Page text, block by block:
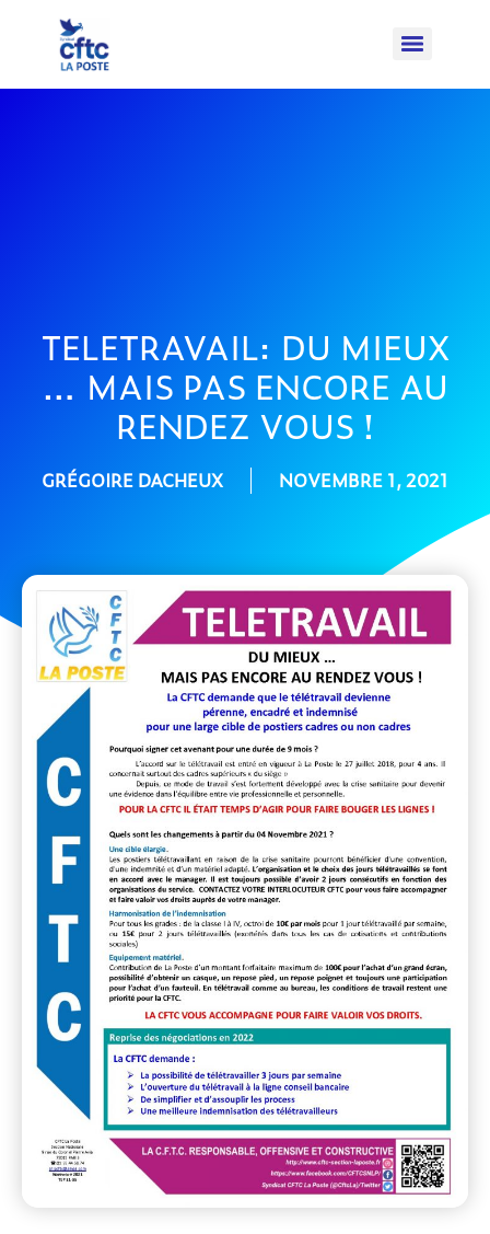
TELETRAVAIL: DU MIEUX
… MAIS PAS ENCORE AU
RENDEZ VOUS !
GRÉGOIRE DACHEUX NOVEMBRE 1, 2021